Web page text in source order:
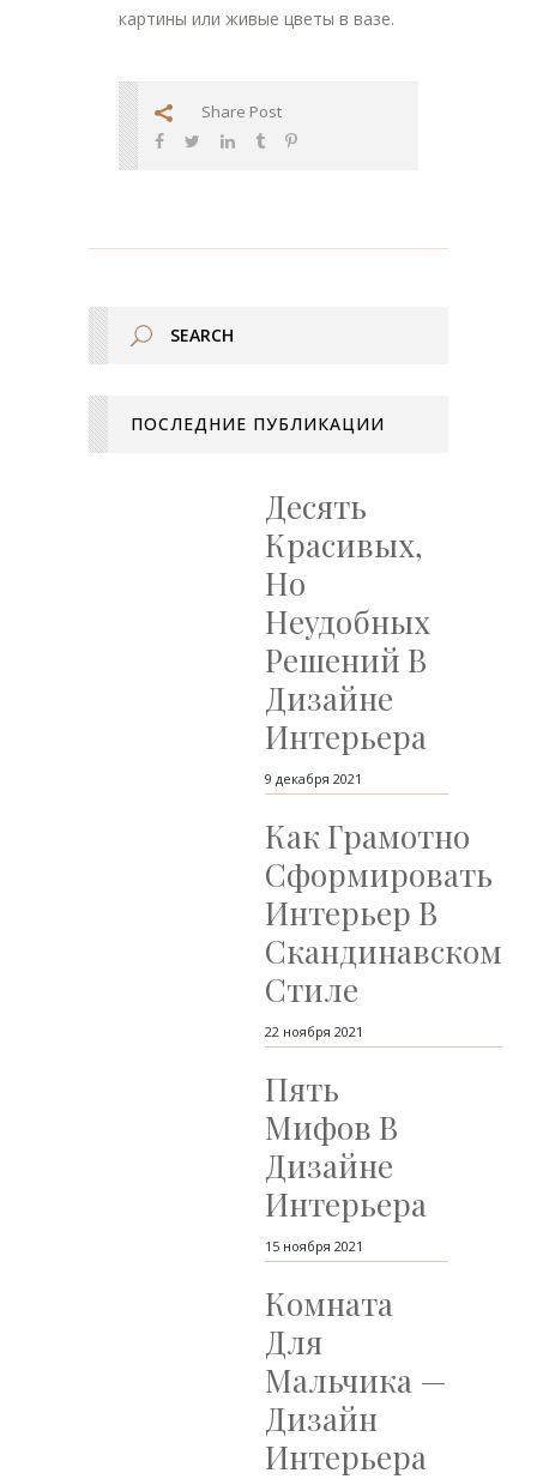
картины или живые цветы в вазе.
Share Post
ПОСЛЕДНИЕ ПУБЛИКАЦИИ
Десять
Красивых,
Но
Неудобных
Решений В
Дизайне
Интерьера
9 декабря 2021
Как Грамотно
Сформировать
Интерьер В
Скандинавском
Стиле
22 ноября 2021
Пять
Мифов В
Дизайне
Интерьера
15 ноября 2021
Комната
Для
Мальчика —
Дизайн
Интерьера